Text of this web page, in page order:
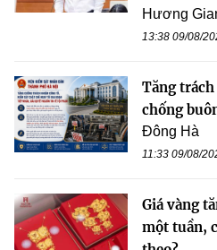
Hương
13:38 09/08/
Tăng
chống
Đông Hà
11:33 09/08/
Giá vàng
một tuần,